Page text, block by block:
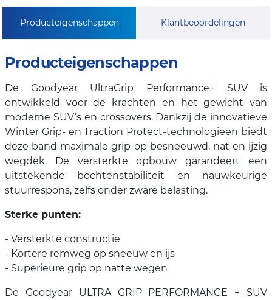
Producteigenschappen Klantbeoordelingen
Producteigenschappen
De Goodyear UltraGrip Performance+ SUV is
ontwikkeld voor de krachten en het gewicht van
moderne SUV’s en crossovers. Dankzij de innovatieve
Winter Grip- en Traction Protect-technologieën biedt
deze band maximale grip op besneeuwd, nat en ijzig
wegdek. De versterkte opbouw garandeert een
uitstekende bochtenstabiliteit en nauwkeurige
stuurrespons, zelfs onder zware belasting.
Sterke punten:
- Versterkte constructie
- Kortere remweg op sneeuw en ijs
- Superieure grip op natte wegen
De Goodyear ULTRA GRIP PERFORMANCE + SUV